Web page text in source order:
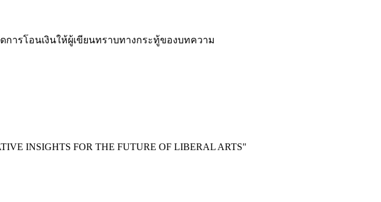
ารโอนเงินให้ผู้เขียนทราบทางกระทู้ของบทความ
INSIGHTS FOR THE FUTURE OF LIBERAL ARTS"